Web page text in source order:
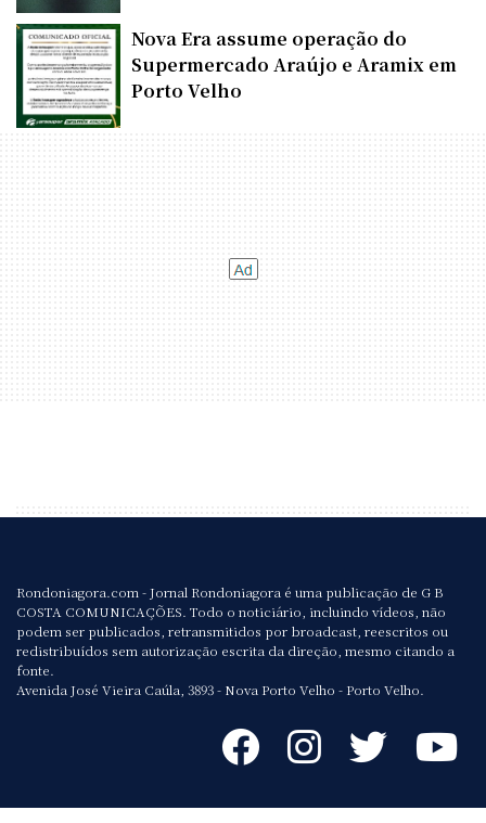
Nova Era assume operação do
Supermercado Araújo e Aramix em
Porto Velho
Rondoniagora.com - Jornal Rondoniagora é uma publicação de G B
COSTA COMUNICAÇÕES. Todo o noticiário, incluindo vídeos, não
podem ser publicados, retransmitidos por broadcast, reescritos ou
redistribuídos sem autorização escrita da direção, mesmo citando a
fonte.
Avenida José Vieira Caúla, 3893 - Nova Porto Velho - Porto Velho.